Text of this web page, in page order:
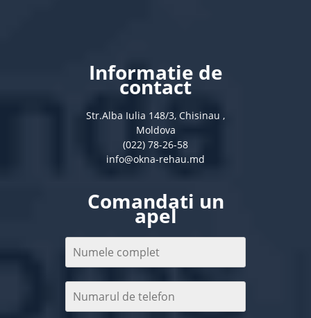
Informatie de
contact
Str.Alba Iulia 148/3, Chisinau ,
Moldova
(022) 78-26-58
info@okna-rehau.md
Comandati un
apel